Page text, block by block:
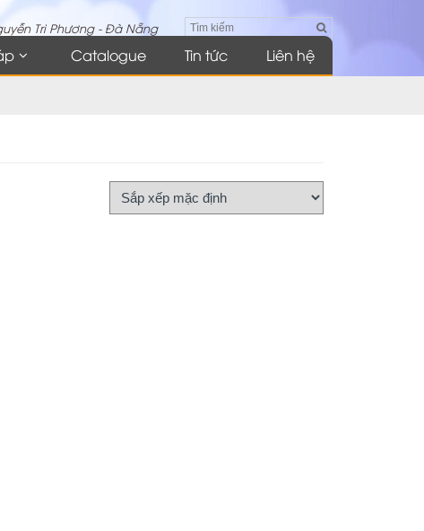
Tri Phương - Đà Nẵng
Catalogue Tin tức Liên hệ